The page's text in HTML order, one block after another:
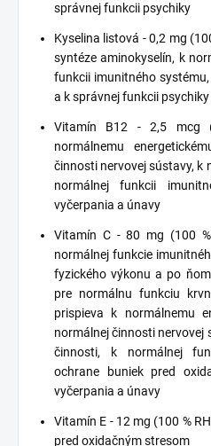
správnej funkcii psychiky
Kyselina listová - 0,2 mg
syntéze aminokyselín, k
funkcii imunitného
a k správnej funkcii psychiky
Vitamín B12 - 2,5 mcg
normálnemu
činnosti nervovej sústavy, k
normálnej funkcii
vyčerpania a únavy
Vitamín C - 80 mg (100
normálnej funkcie
fyzického výkonu a po
pre normálnu funkciu
prispieva k normálnemu
normálnej činnosti nervovej
činnosti, k normálnej
ochrane buniek pred
vyčerpania a únavy
Vitamín E - 12 mg (100 %
pred oxidačným stresom